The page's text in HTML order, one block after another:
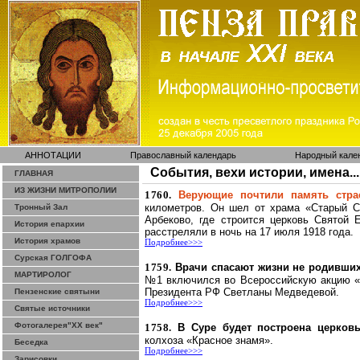
АННОТАЦИИ Православный календарь Народный
ГЛАВНАЯ
ИЗ ЖИЗНИ МИТРОПОЛИИ
Тронный Зал
История епархии
История храмов
Сурская ГОЛГОФА
МАРТИРОЛОГ
Пензенские святыни
Святые источники
Фотогалерея"ХХ век"
Беседка
События, вехи истории, имена...
1760.
Верующие почтили память
километров. Он шел от храма «Старый
Арбеково, где строится церковь Святой
расстреляли в ночь на 17 июля 1918 года.
Подробнее>>>
1759. Врачи спасают жизни не
№1 включился во Всероссийскую акцию
Президента РФ Светланы Медведевой.
Подробнее>>>
1758.
В Суре будет построена
колхоза «Красное знамя».
Подробнее>>>